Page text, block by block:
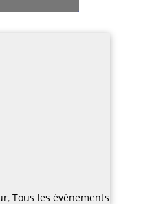
, Tous les événements